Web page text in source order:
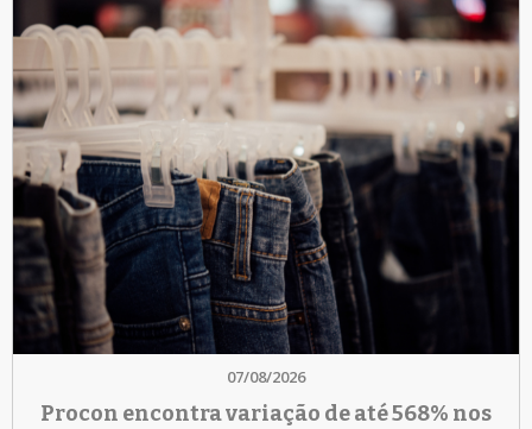
07/08/2026
Procon encontra variação de até 568% nos